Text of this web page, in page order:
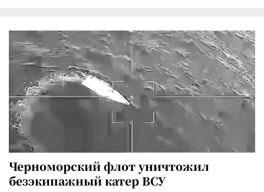
Черноморский флот уничтожил
безэкипажный катер ВСУ